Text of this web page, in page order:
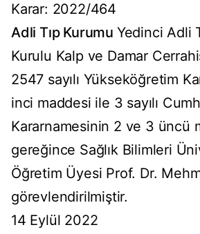
Karar: 2022/464
Adli Tıp Kurumu Yedinci Adli
Kurulu Kalp ve Damar
2547 sayılı Yükseköğretim
inci maddesi ile 3 sayılı
Kararnamesinin 2 ve 3 üncü
gereğince Sağlık Bilimleri
Öğretim Üyesi Prof. Dr.
görevlendirilmiştir.
14 Eylül 2022